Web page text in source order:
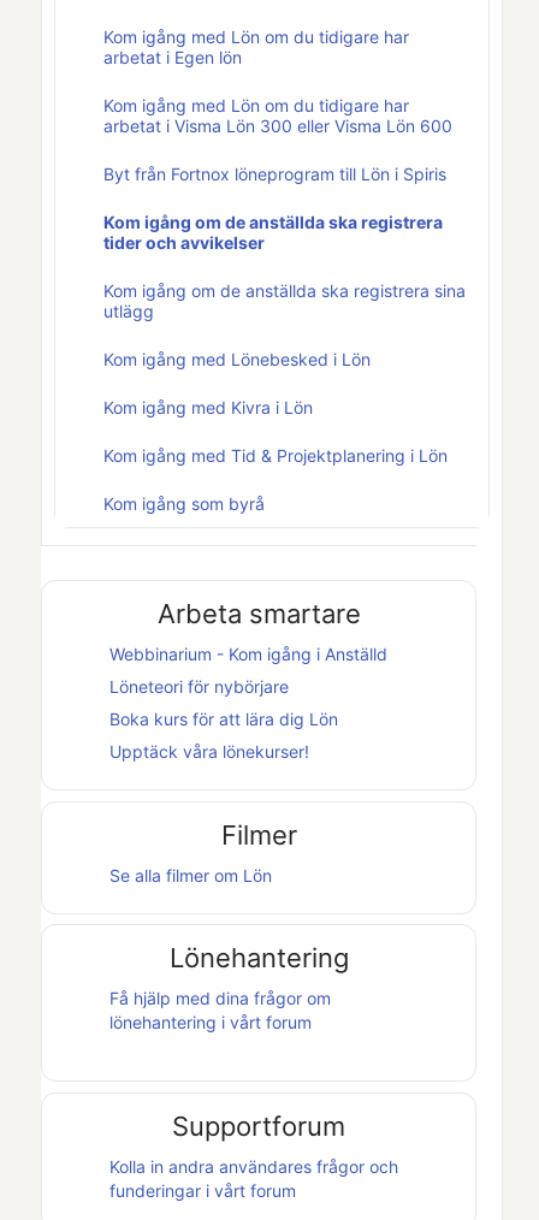
Kom igång med Lön om du tidigare har
arbetat i Egen lön
Kom igång med Lön om du tidigare har
arbetat i Visma Lön 300 eller Visma Lön 600
Byt från Fortnox löneprogram till Lön i Spiris
Kom igång om de anställda ska registrera
tider och avvikelser
Kom igång om de anställda ska registrera sina
utlägg
Kom igång med Lönebesked i Lön
Kom igång med Kivra i Lön
Kom igång med Tid & Projektplanering i Lön
Kom igång som byrå
Arbeta smartare
Webbinarium - Kom igång i Anställd
Löneteori för nybörjare
Boka kurs för att lära dig Lön
Upptäck våra lönekurser!
Filmer
Se alla filmer om Lön
Lönehantering
Få hjälp med dina frågor om
lönehantering i vårt forum
Supportforum
Kolla in andra användares frågor och
funderingar i vårt forum